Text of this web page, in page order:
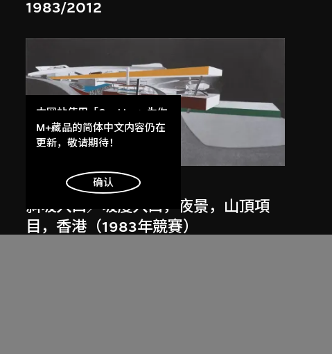
1983/2012
扎哈．哈迪德
展出中
斜坡入口／坡度入口，夜景，山頂項
目，香港（1983年競賽）
本网站使用「Cookies」为你
提供最好的网站体验。
了解更多
明白
M+藏品的简体中文内容仍在
更新，敬请期待！
确认